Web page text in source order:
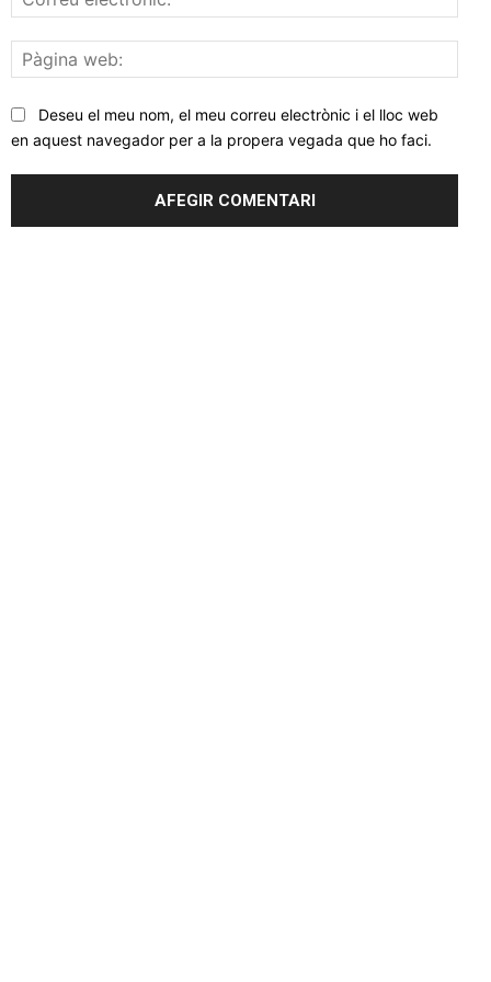
web:
Deseu el meu nom, el meu correu electrònic i el lloc web
en aquest navegador per a la propera vegada que ho faci.